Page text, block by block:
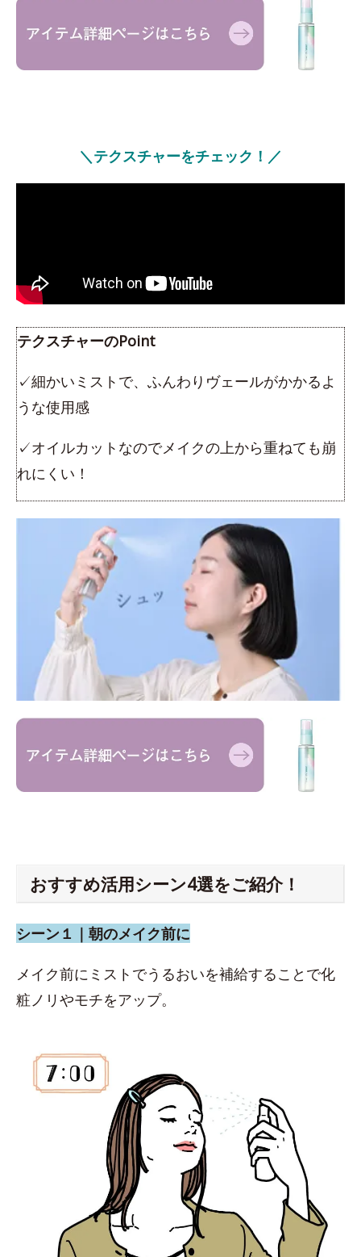
＼テクスチャーをチェック！／
テクスチャーのPoint
✓細かいミストで、ふんわりヴェールがかかるよ
うな使用感
✓オイルカットなのでメイクの上から重ねても崩
れにくい！
おすすめ活用シーン4選をご紹介！
シーン１｜朝のメイク前に
メイク前にミストでうるおいを補給することで化
粧ノリやモチをアップ。